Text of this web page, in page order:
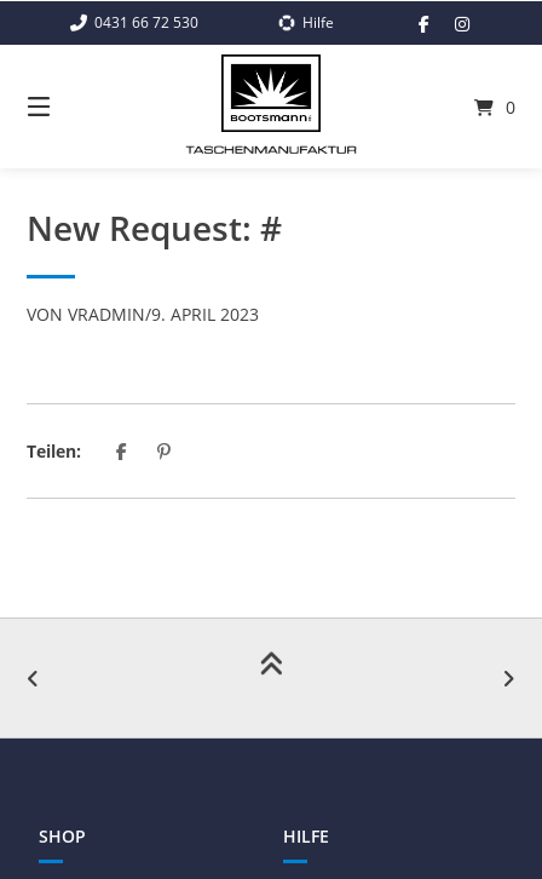
0431 66 72 530 Hilfe
0
New Request: #
VONVRADMIN/9. APRIL 2023
Teilen:
SHOP HILFE